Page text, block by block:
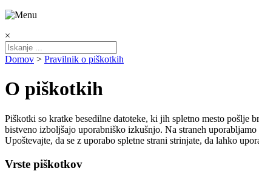
×
Domov > Pravilnik o piškotkih
O piškotkih
Piškotki so kratke besedilne datoteke, ki jih spletno mesto
bistveno izboljšajo uporabniško izkušnjo. Na straneh
Upoštevajte, da se z uporabo spletne strani strinjate, da lahko
Vrste piškotkov